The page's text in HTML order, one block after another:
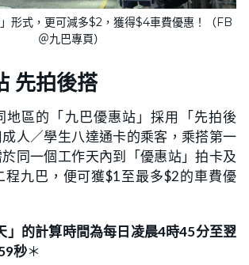
形式，更可減多$2，獲得$4車費優惠！（FB
＠九巴專頁）
先拍後搭
地區的「九巴優惠站」採用「先拍後
人／學生八達通卡的乘客，乘搭第一
同一個工作天內到「優惠站」拍卡及
程九巴，便可獲$1至最多$2的車費優
」的計算時間為每日凌晨4時45分至翌
秒＊